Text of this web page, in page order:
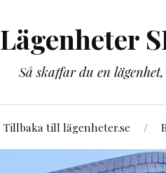
Lägenheter
Så skaffar du en
Tillbaka till lägenheter.se